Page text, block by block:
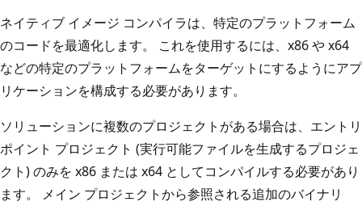
ネイティブ イメージ コンパイラは、特定のプラットフォーム
のコードを最適化します。 これを使用するには、x86 や x64
などの特定のプラットフォームをターゲットにするようにアプ
リケーションを構成する必要があります。
ソリューションに複数のプロジェクトがある場合は、エントリ
ポイント プロジェクト (実行可能ファイルを生成するプロジェ
クト) のみを x86 または x64 としてコンパイルする必要があり
ます。 メイン プロジェクトから参照される追加のバイナリ